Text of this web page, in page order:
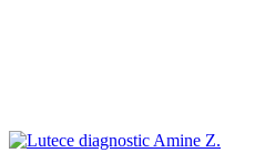
Amine Z.